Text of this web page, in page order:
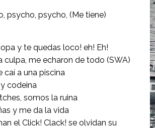
psycho, psycho, (Me tiene)
y te quedas loco! eh! Eh!
culpa, me echaron de todo (SWA)
caí a una piscina
codeina
somos la ruina
y me da la vida
el Click! Clack! se olvidan su